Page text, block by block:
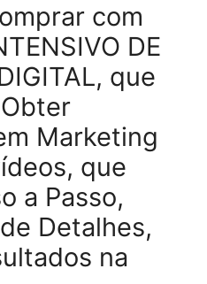
com
DE
que
Marketing
que
a Passo,
Detalhes,
na